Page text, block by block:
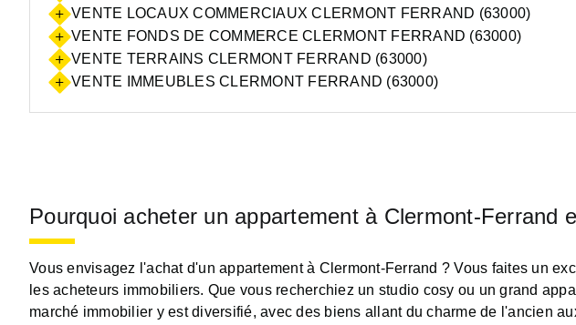
VENTE LOCAUX COMMERCIAUX CLERMONT FERRAND (63000)
VENTE FONDS DE COMMERCE CLERMONT FERRAND (63000)
VENTE TERRAINS CLERMONT FERRAND (63000)
VENTE IMMEUBLES CLERMONT FERRAND (63000)
Pourquoi acheter un appartement à Clermont-Ferrand
Vous envisagez l'achat d'un appartement à Clermont-Ferrand ? Vous faites un
les acheteurs immobiliers. Que vous recherchiez un studio cosy ou un grand
marché immobilier y est diversifié, avec des biens allant du charme de l'ancien